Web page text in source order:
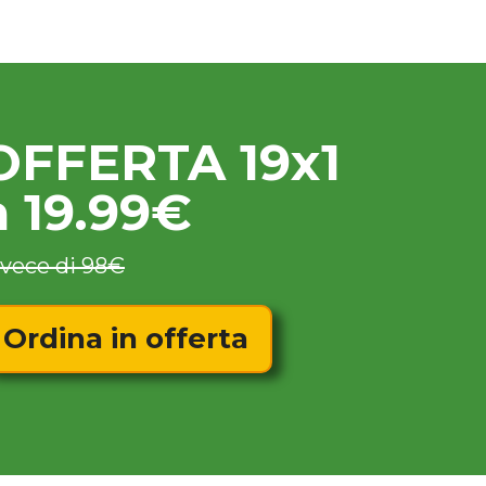
19x1
19.99€
di 98€
Ordina in offerta